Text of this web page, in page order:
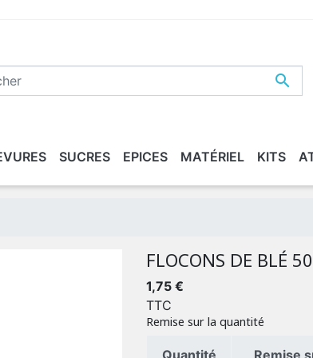

DE MALT MALTS "BIO"
SUCRES EPICES MATÉRIEL
/ DÉSINFECTER CONDITIONNEMENT
KITS
FLOCONS DE BLÉ
1,75 €
TTC
Remise sur la quantité
Quantité Remise